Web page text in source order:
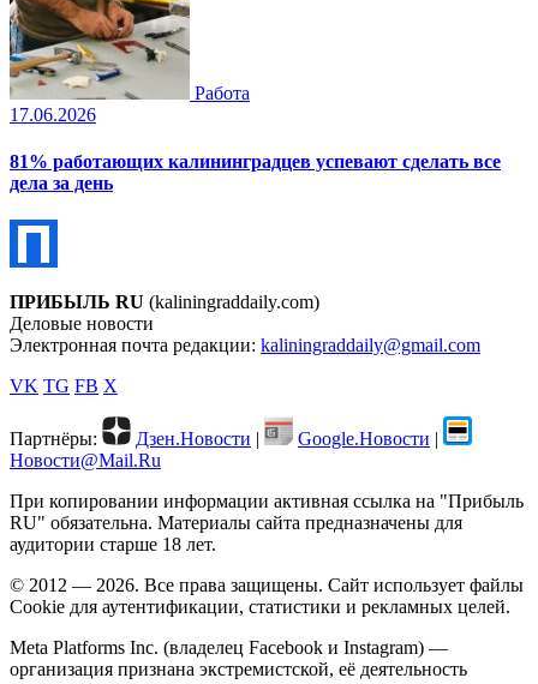
Работа
17.06.2026
81% работающих калининградцев успевают сделать все
дела за день
ПРИБЫЛЬ RU (kaliningraddaily.com)
Деловые новости
Электронная почта редакции: kaliningraddaily@gmail.com
VK TG FB X
Партнёры: Дзен.Новости | Google.Новости |
Новости@Mail.Ru
При копировании информации активная ссылка на "Прибыль
RU" обязательна. Материалы сайта предназначены для
аудитории старше 18 лет.
© 2012 — 2026. Все права защищены. Сайт использует файлы
Cookie для аутентификации, статистики и рекламных целей.
Meta Platforms Inc. (владелец Facebook и Instagram) —
организация признана экстремистской, её деятельность